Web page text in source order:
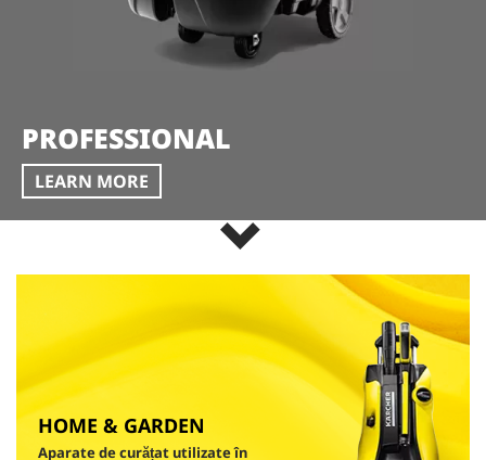
PROFESSIONAL
LEARN MORE
HOME & GARDEN
Aparate de curățat utilizate în